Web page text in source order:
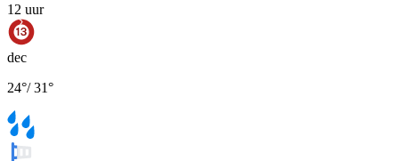
12 uur
dec
24°/31°